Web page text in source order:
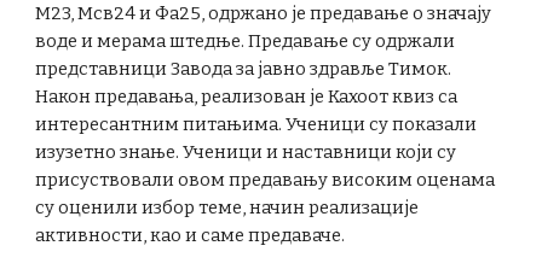
М23, Мсв24 и Фа25, одржано је предавање о значају
воде и мерама штедње. Предавање су одржали
представници Завода за јавно здравље Тимок.
Након предавања, реализован је Кахоот квиз са
интересантним питањима. Ученици су показали
изузетно знање. Ученици и наставници који су
присуствовали овом предавању високим оценама
су оценили избор теме, начин реализације
активности, као и саме предаваче.